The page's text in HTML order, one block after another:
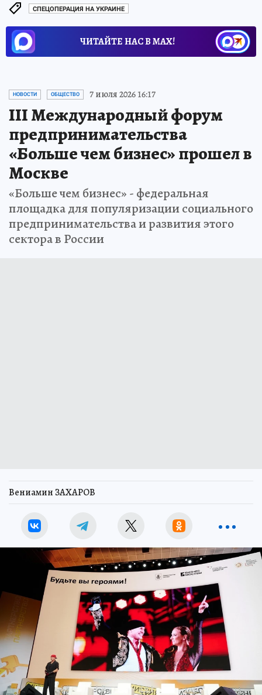
СПЕЦОПЕРАЦИЯ НА УКРАИНЕ
ЧИТАЙТЕ НАС В МАХ!
НОВОСТИ ОБЩЕСТВО 7 июля 2026 16:17
III Международный форум
предпринимательства
«Больше чем бизнес» прошел в
Москве
«Больше чем бизнес» - федеральная
площадка для популяризации социального
предпринимательства и развития этого
сектора в России
Вениамин ЗАХАРОВ